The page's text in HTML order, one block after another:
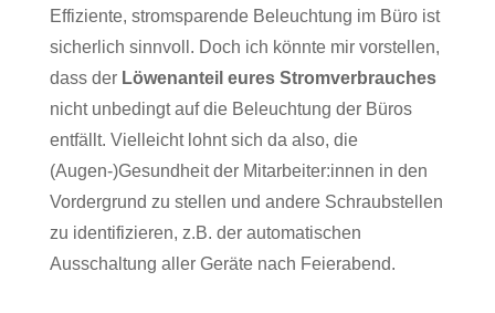
Effiziente, stromsparende Beleuchtung im Büro ist
sicherlich sinnvoll. Doch ich könnte mir vorstellen,
dass der Löwenanteil eures Stromverbrauches
nicht unbedingt auf die Beleuchtung der Büros
entfällt. Vielleicht lohnt sich da also, die
(Augen-)Gesundheit der Mitarbeiter:innen in den
Vordergrund zu stellen und andere Schraubstellen
zu identifizieren, z.B. der automatischen
Ausschaltung aller Geräte nach Feierabend.